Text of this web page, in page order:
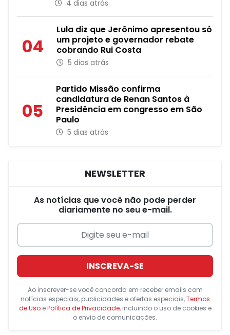
4 dias atrás
04
Lula diz que Jerônimo apresentou só
um projeto e governador rebate
cobrando Rui Costa
5 dias atrás
05
Partido Missão confirma
candidatura de Renan Santos à
Presidência em congresso em São
Paulo
5 dias atrás
NEWSLETTER
As notícias que você não pode perder
diariamente no seu e-mail.
INSCREVA-SE
Ao inscrever-se você concorda em receber emails com
notícias especiais, publicidades e ofertas especiais,Termos
de UsoePolítica de Privacidade, incluindo o uso de cookies e
o envio de comunicações.